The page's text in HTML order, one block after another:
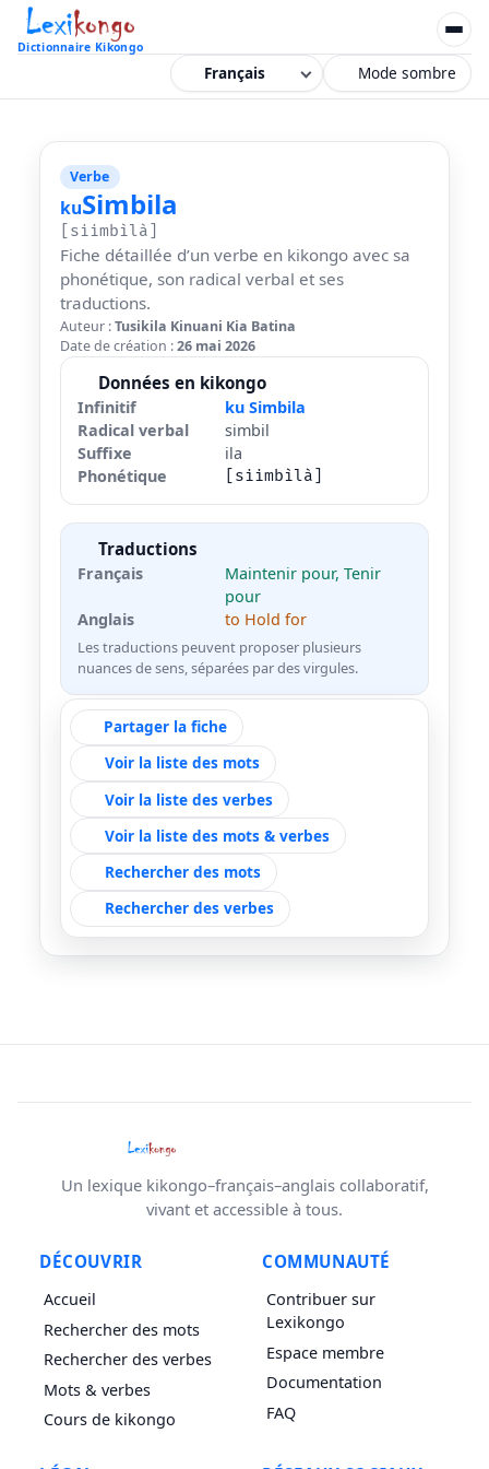
Dictionnaire Kikongo
Mode sombre
Verbe
kuSimbila
[siimbìlà]
Fiche détaillée d’un verbe en kikongo avec sa
phonétique, son radical verbal et ses
traductions.
Auteur :Tusikila Kinuani Kia Batina
Date de création :26 mai 2026
Données en kikongo
Infinitif
ku Simbila
Radical verbal
simbil
Suffixe
ila
Phonétique
[siimbìlà]
Traductions
Français
Maintenir pour, Tenir
pour
Anglais
to Hold for
Les traductions peuvent proposer plusieurs
nuances de sens, séparées par des virgules.
Partager la fiche
Voir la liste des mots
Voir la liste des verbes
Voir la liste des mots & verbes
Rechercher des mots
Rechercher des verbes
Un lexique kikongo–français–anglais collaboratif,
vivant et accessible à tous.
DÉCOUVRIR
Accueil
Rechercher des mots
Rechercher des verbes
Mots & verbes
Cours de kikongo
COMMUNAUTÉ
Contribuer sur
Lexikongo
Espace membre
Documentation
FAQ